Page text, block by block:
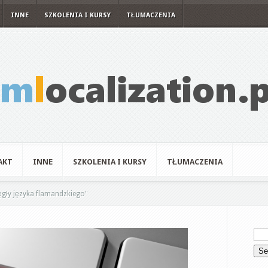
INNE SZKOLENIA I KURSY TŁUMACZENIA
INNE SZKOLENIA I KURSY TŁUMACZENIA
języka flamandzkiego"